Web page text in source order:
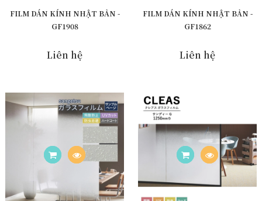
FILM DÁN KÍNH NHẬT BẢN -
GF1908
Liên hệ
FILM DÁN KÍNH NHẬT BẢN -
GF1862
Liên hệ